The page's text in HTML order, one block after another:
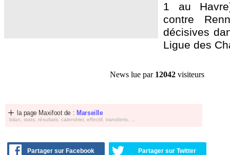
1 au
contre
décisives
Ligue des
News lue par 12042 visiteurs
la page Maxifoot de : Marseille
bilan, stats, résultats, calendrier, effectif, transferts, ...
Partager sur Facebook Partager sur Twitter